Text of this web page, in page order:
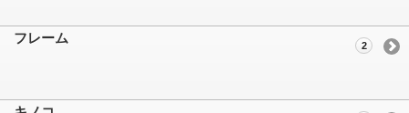
フレーム 2